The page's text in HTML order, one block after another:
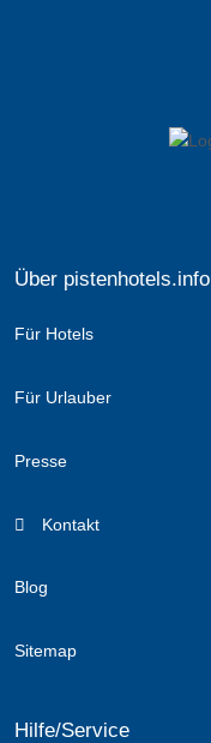
Über pistenhotels.info
Für Hotels
Für Urlauber
Presse
Kontakt
Blog
Sitemap
Hilfe/Service